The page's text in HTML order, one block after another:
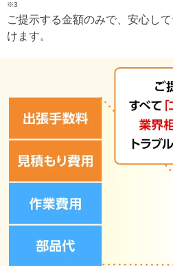
※3
ご提示する金額のみで、安心し
けます。